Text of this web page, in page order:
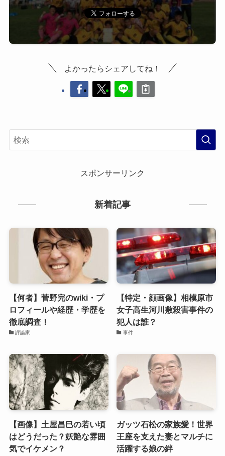
よかったらシェアしてね！
スポンサーリンク
新着記事
【何者】菅野完のwiki・プ
ロフィールや経歴・学歴を
徹底調査！
評論家
【特定・顔画像】相模原市
女子高生河川敷殺害事件の
犯人は誰？
事件
【画像】土屋昌巳の若い頃
はどうだった？妖艶な雰囲
気でイケメン？
ガッツ石松の家族愛！世界
王座を支えた妻とマルチに
活躍する娘の絆